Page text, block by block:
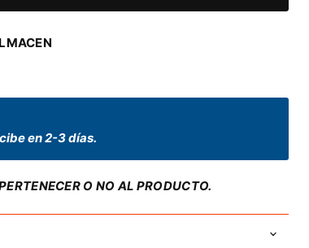
en 2-3 días.
O NO AL PRODUCTO.